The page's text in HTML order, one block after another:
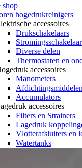
shop
hogedrukreinigers
accessoires
Drukschakelaars
Diverse delen
Thermostaten en
accessoires
Manometers
Accumulators
accessoires
Filters en Strainers
Lagedruk
Vlotterafsluiters en
Watertanks